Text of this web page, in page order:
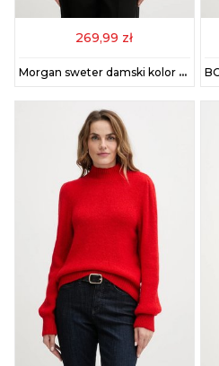
269,99 zł
Morgan sweter damski kolor beżowy MAMA